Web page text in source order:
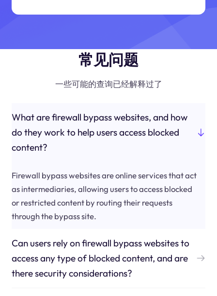
常见问题
一些可能的查询已经解释过了
What are firewall bypass websites, and how
do they work to help users access blocked
content?
Firewall bypass websites are online services that act
as intermediaries, allowing users to access blocked
or restricted content by routing their requests
through the bypass site.
Can users rely on firewall bypass websites to
access any type of blocked content, and are
there security considerations?